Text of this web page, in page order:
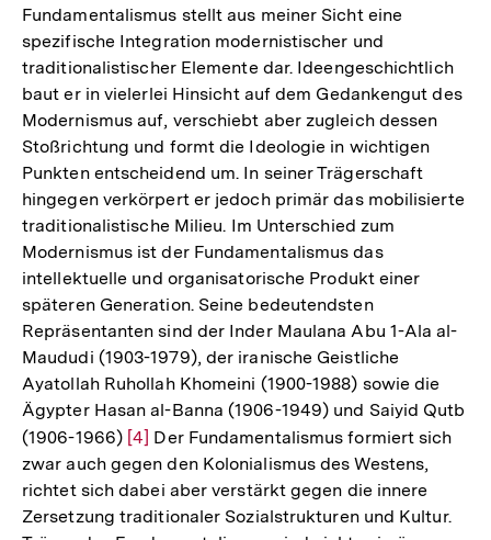
Fundamentalismus stellt aus meiner Sicht eine
spezifische Integration modernistischer und
traditionalistischer Elemente dar. Ideengeschichtlich
baut er in vielerlei Hinsicht auf dem Gedankengut des
Modernismus auf, verschiebt aber zugleich dessen
Stoßrichtung und formt die Ideologie in wichtigen
Punkten entscheidend um. In seiner Trägerschaft
hingegen verkörpert er jedoch primär das mobilisierte
traditionalistische Milieu. Im Unterschied zum
Modernismus ist der Fundamentalismus das
intellektuelle und organisatorische Produkt einer
späteren Generation. Seine bedeutendsten
Repräsentanten sind der Inder Maulana Abu 1-Ala al-
Maududi (1903-1979), der iranische Geistliche
Ayatollah Ruhollah Khomeini (1900-1988) sowie die
Ägypter Hasan al-Banna (1906-1949) und Saiyid Qutb
(1906-1966) Zur
Auflösung
der
Fußnote
[4] Der Fundamentalismus formiert sich
zwar auch gegen den Kolonialismus des Westens,
richtet sich dabei aber verstärkt gegen die innere
Zersetzung traditionaler Sozialstrukturen und Kultur.